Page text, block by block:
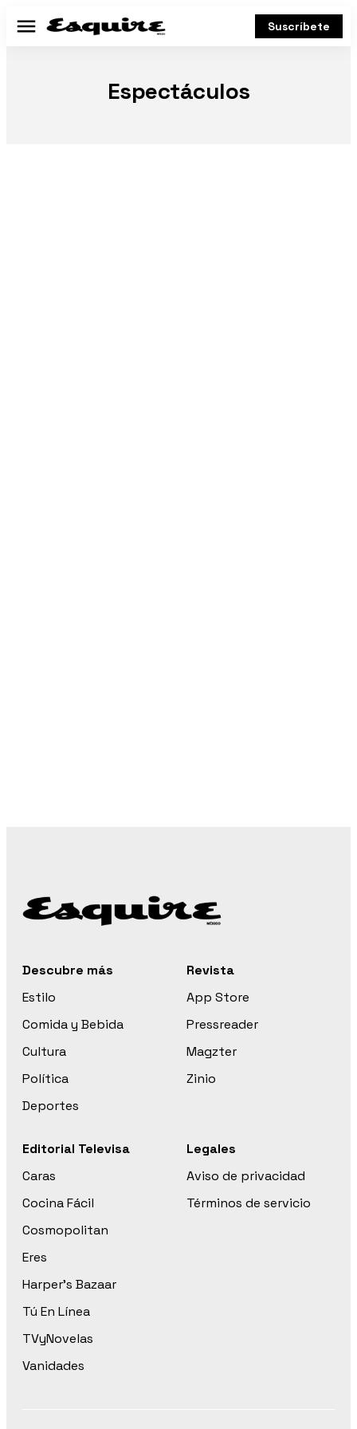
Menú Suscríbete
Espectáculos
Descubre más
Estilo
Comida y Bebida
Cultura
Política
Deportes
Revista
App Store
Pressreader
Magzter
Zinio
Editorial Televisa
Caras
Cocina Fácil
Cosmopolitan
Eres
Harper’s Bazaar
Tú En Línea
TVyNovelas
Vanidades
Legales
Aviso de privacidad
Términos de servicio